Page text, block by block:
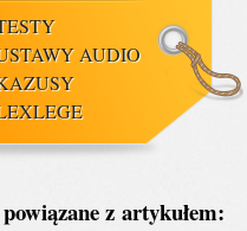
AUDIO
z artykułem: